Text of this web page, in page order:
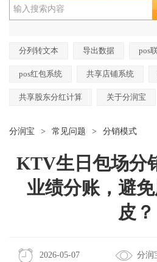
分列转文本 导出数据 pos
pos红包系统 共享店铺系统
共享股东分红计算 关于分润宝
分润宝 > 常见问题 > 分销模式
KTV生日包场分
业绩分账，避
皮？
2026-05-07 分润